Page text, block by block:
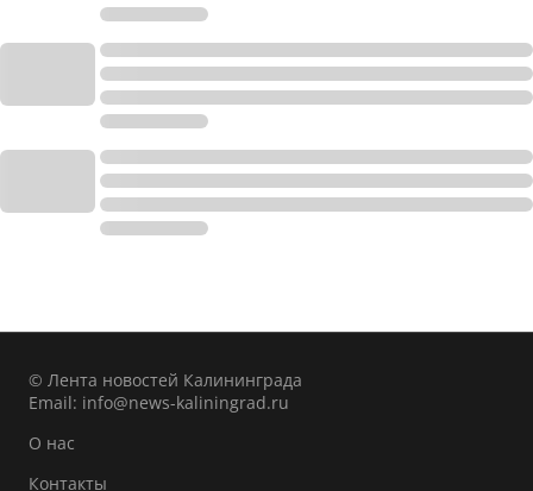
© Лента новостей Калининграда
Email: info@news-kaliningrad.ru
О нас
Контакты